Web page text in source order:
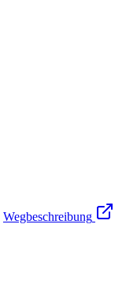
Wegbeschreibung